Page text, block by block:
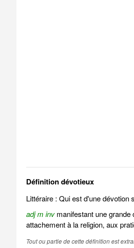
Définition dévotieux
Littéraire : Qui est d'une dévotion
adj m invmanifestant une grande
attachement à la religion, aux
Tout ou partie de cette définition est